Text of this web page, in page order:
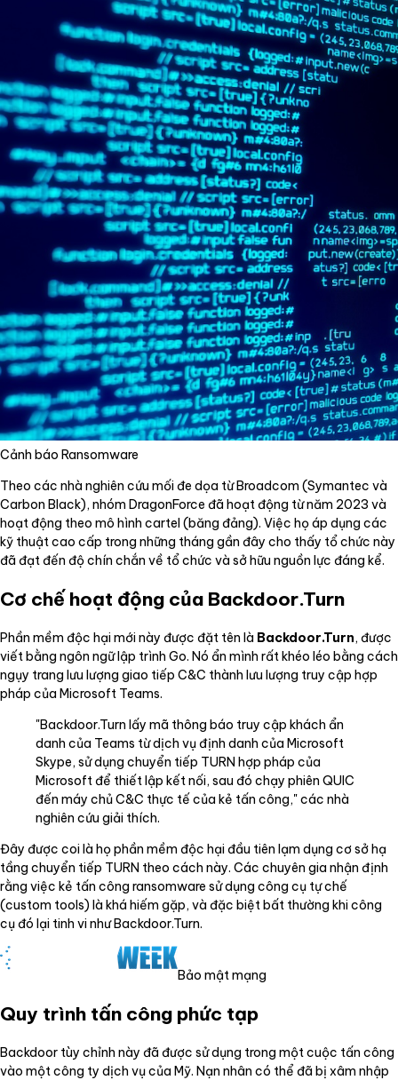
Cảnh báo Ransomware
Theo các nhà nghiên cứu mối đe dọa từ Broadcom (Symantec và
Carbon Black), nhóm DragonForce đã hoạt động từ năm 2023 và
hoạt động theo mô hình cartel (băng đảng). Việc họ áp dụng các
kỹ thuật cao cấp trong những tháng gần đây cho thấy tổ chức này
đã đạt đến độ chín chắn về tổ chức và sở hữu nguồn lực đáng kể.
Cơ chế hoạt động của Backdoor.Turn
Phần mềm độc hại mới này được đặt tên là Backdoor.Turn, được
viết bằng ngôn ngữ lập trình Go. Nó ẩn mình rất khéo léo bằng cách
ngụy trang lưu lượng giao tiếp C&C thành lưu lượng truy cập hợp
pháp của Microsoft Teams.
"Backdoor.Turn lấy mã thông báo truy cập khách ẩn
danh của Teams từ dịch vụ định danh của Microsoft
Skype, sử dụng chuyển tiếp TURN hợp pháp của
Microsoft để thiết lập kết nối, sau đó chạy phiên QUIC
đến máy chủ C&C thực tế của kẻ tấn công," các nhà
nghiên cứu giải thích.
Đây được coi là họ phần mềm độc hại đầu tiên lạm dụng cơ sở hạ
tầng chuyển tiếp TURN theo cách này. Các chuyên gia nhận định
rằng việc kẻ tấn công ransomware sử dụng công cụ tự chế
(custom tools) là khá hiếm gặp, và đặc biệt bất thường khi công
cụ đó lại tinh vi như Backdoor.Turn.
Bảo mật mạng
Quy trình tấn công phức tạp
Backdoor tùy chỉnh này đã được sử dụng trong một cuộc tấn công
vào một công ty dịch vụ của Mỹ. Nạn nhân có thể đã bị xâm nhập